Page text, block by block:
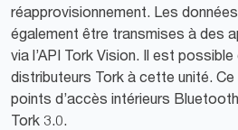
réapprovisionnement. Les
également être transmises à des
via l’API Tork Vision. Il est
distributeurs Tork à cette unité.
points d’accès intérieurs
Tork 3.0.